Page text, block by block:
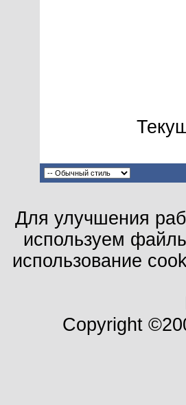
Для улучшения
используем
использование
Copyright